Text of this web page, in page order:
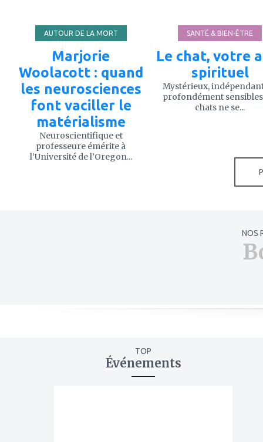
AUTOUR DE LA MORT
Marjorie
Woolacott : quand
les neurosciences
font vaciller le
matérialisme
Neuroscientifique et
professeure émérite à
l’Université de l’Oregon...
SANTÉ & BIEN-ÊTRE
Le chat, votre
spirituel
Mystérieux,
profondément
chats ne se...
NOS
TOP
Événements